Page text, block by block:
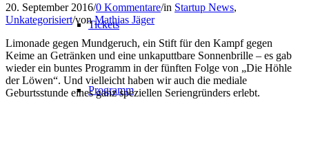
Tickets
Programm
20. September 2016/0 Kommentare/in Startup News,
Unkategorisiert/vonMathias Jäger
Limonade gegen Mundgeruch, ein Stift für den Kampf gegen
Keime an Getränken und eine unkaputtbare Sonnenbrille – es gab
wieder ein buntes Programm in der fünften Folge von „Die Höhle
der Löwen“. Und vielleicht haben wir auch die mediale
Geburtsstunde eines ganz speziellen Seriengründers erlebt.